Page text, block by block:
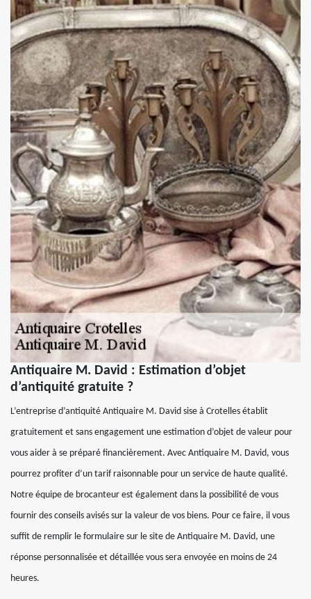
Antiquaire M. David : Estimation d’objet
d’antiquité gratuite ?
L’entreprise d’antiquité Antiquaire M. David sise à Crotelles établit
gratuitement et sans engagement une estimation d’objet de valeur pour
vous aider à se préparé financièrement. Avec Antiquaire M. David, vous
pourrez profiter d’un tarif raisonnable pour un service de haute qualité.
Notre équipe de brocanteur est également dans la possibilité de vous
fournir des conseils avisés sur la valeur de vos biens. Pour ce faire, il vous
suffit de remplir le formulaire sur le site de Antiquaire M. David, une
réponse personnalisée et détaillée vous sera envoyée en moins de 24
heures.